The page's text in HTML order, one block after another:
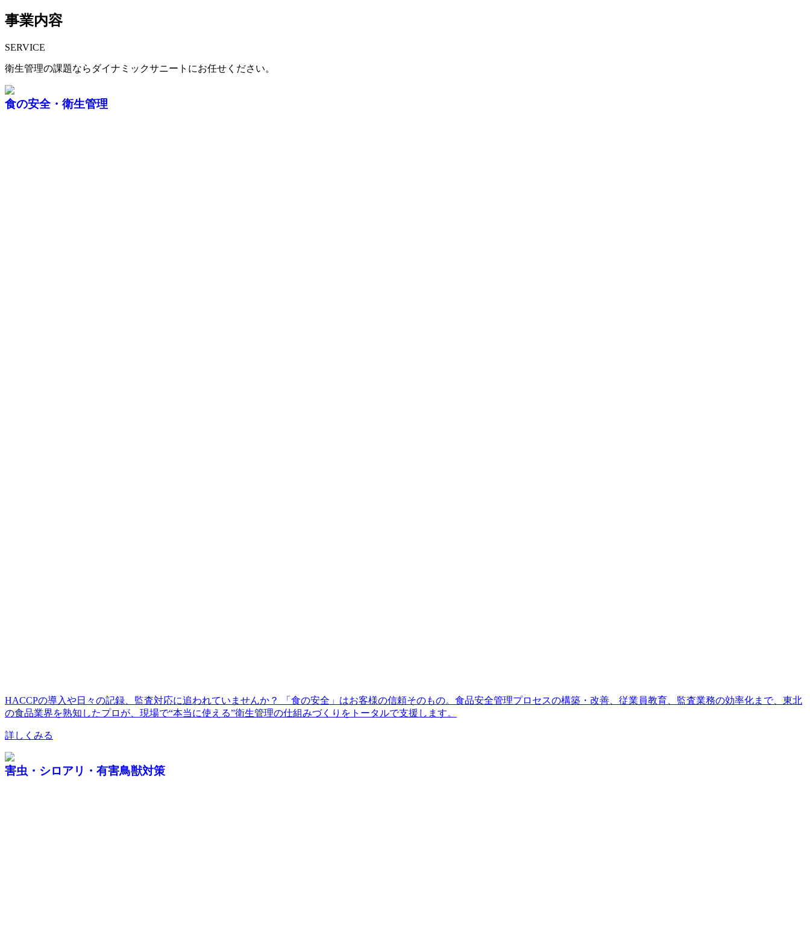
事業内容
SERVICE
衛生管理の課題ならダイナミックサニートにお任せください。
食の安全・衛生管理
HACCPの導入や日々の記録、監査対応に追われていませんか？ 「食の安全」はお客様の信頼そのもの。食品安全管理プロセスの構築・改善、従業員教育、監査業務の効率化まで、東北
の食品業界を熟知したプロが、現場で“本当に使える”衛生管理の仕組みづくりをトータルで支援します。
詳しくみる
害虫・シロアリ・有害鳥獣対策